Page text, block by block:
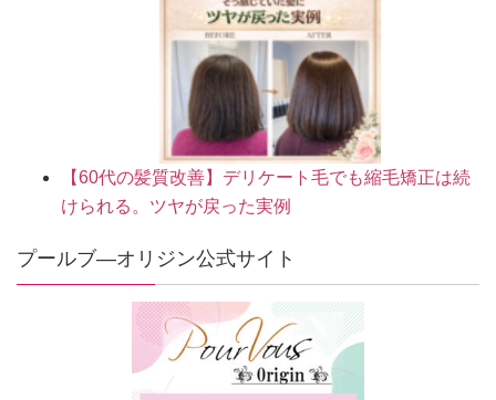
【60代の髪質改善】デリケート毛でも縮毛矯正は続
けられる。ツヤが戻った実例
プールブ―オリジン公式サイト